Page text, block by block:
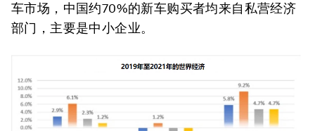
车市场，中国约70%的新车购买者均来自私营经济
部门，主要是中小企业。